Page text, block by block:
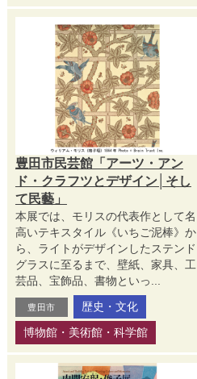
豊田市民芸館「アーツ・アン
ド・クラフツとデザイン│そし
て民藝」
本展では、モリスの代表作として名
高いテキスタイル《いちご泥棒》か
ら、ライトがデザインしたステンド
グラスに至るまで、壁紙、家具、工
芸品、宝飾品、書物といっ...
豊田市
歴史・文化
博物館・美術館・科学館